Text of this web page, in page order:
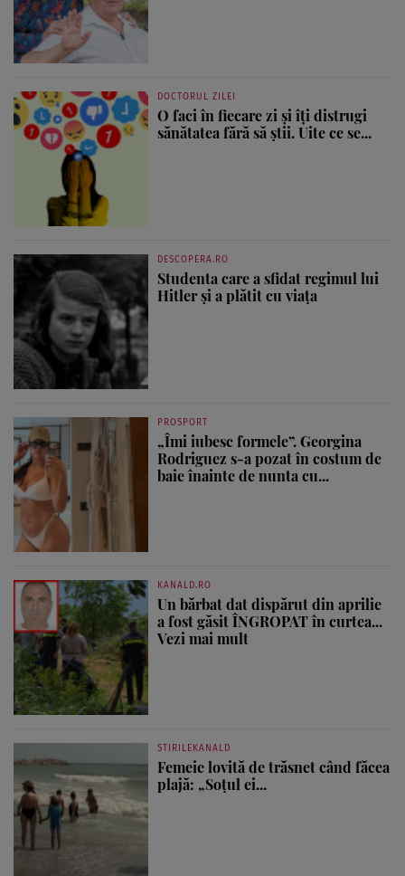
DOCTORUL ZILEI
O faci în fiecare zi și îți distrugi
sănătatea fără să știi. Uite ce se...
DESCOPERA.RO
Studenta care a sfidat regimul lui
Hitler și a plătit cu viața
PROSPORT
„Îmi iubesc formele”. Georgina
Rodriguez s-a pozat în costum de
baie înainte de nunta cu...
KANALD.RO
Un bărbat dat dispărut din aprilie
a fost găsit ÎNGROPAT în curtea...
Vezi mai mult
STIRILEKANALD
Femeie lovită de trăsnet când făcea
plajă: „Soțul ei...